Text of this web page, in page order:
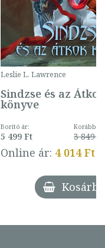
Leslie L. Lawrence
Sindzse és az Átkok
könyve
Borító ár:
5 499 Ft
Korábbi
3 849 Ft
Online ár: 4 014 Ft
Kosárba